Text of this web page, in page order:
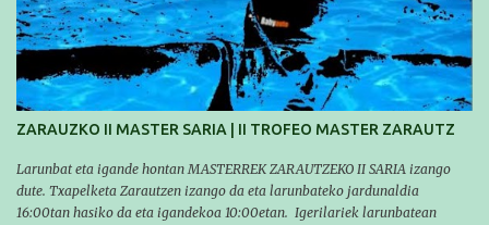
compañero Asier Gorostegi participaron en la V. San Antón Bira. En esta
travesía se realiza un recorrido desde la playa de Gaztetape hasta la playa
de Malkorbe, pero debido al estado del mar de aquel día, la organización
decidió hacerlo en el interior de la bahía de la playa de Malkorbe. Así,
Asier completó el recorrido en 29 minutos y 30 segundos, c...
ZARAUZKO II MASTER SARIA | II TROFEO MASTER ZARAUTZ
Larunbat eta igande hontan MASTERREK ZARAUTZEKO II SARIA izango
dute. Txapelketa Zarautzen izango da eta larunbateko jardunaldia
16:00tan hasiko da eta igandekoa 10:00etan. Igerilariek larunbatean